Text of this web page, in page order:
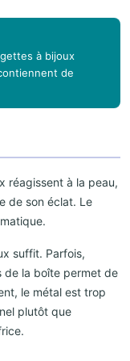
à bijoux
de
réagissent à la peau,
de son éclat. Le
suffit. Parfois,
de la boîte permet de
le métal est trop
plutôt que